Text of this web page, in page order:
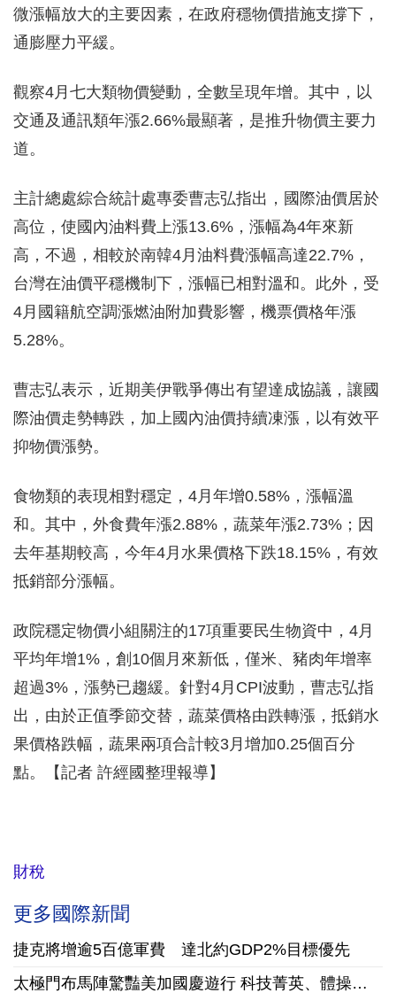
微漲幅放大的主要因素，在政府穩物價措施支撐下，
通膨壓力平緩。
觀察4月七大類物價變動，全數呈現年增。其中，以
交通及通訊類年漲2.66%最顯著，是推升物價主要力
道。
主計總處綜合統計處專委曹志弘指出，國際油價居於
高位，使國內油料費上漲13.6%，漲幅為4年來新
高，不過，相較於南韓4月油料費漲幅高達22.7%，
台灣在油價平穩機制下，漲幅已相對溫和。此外，受
4月國籍航空調漲燃油附加費影響，機票價格年漲
5.28%。
曹志弘表示，近期美伊戰爭傳出有望達成協議，讓國
際油價走勢轉跌，加上國內油價持續凍漲，以有效平
抑物價漲勢。
食物類的表現相對穩定，4月年增0.58%，漲幅溫
和。其中，外食費年漲2.88%，蔬菜年漲2.73%；因
去年基期較高，今年4月水果價格下跌18.15%，有效
抵銷部分漲幅。
政院穩定物價小組關注的17項重要民生物資中，4月
平均年增1%，創10個月來新低，僅米、豬肉年增率
超過3%，漲勢已趨緩。針對4月CPI波動，曹志弘指
出，由於正值季節交替，蔬菜價格由跌轉漲，抵銷水
果價格跌幅，蔬果兩項合計較3月增加0.25個百分
點。【記者 許經國整理報導】
財稅
更多國際新聞
捷克將增逾5百億軍費 達北約GDP2%目標優先
太極門布馬陣驚豔美加國慶遊行 科技菁英、體操國手、三寶媽跨界為世界點亮正能量